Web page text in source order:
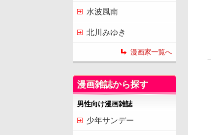
水波風南
北川みゆき
漫画家一覧へ
漫画雑誌から探す
男性向け漫画雑誌
少年サンデー